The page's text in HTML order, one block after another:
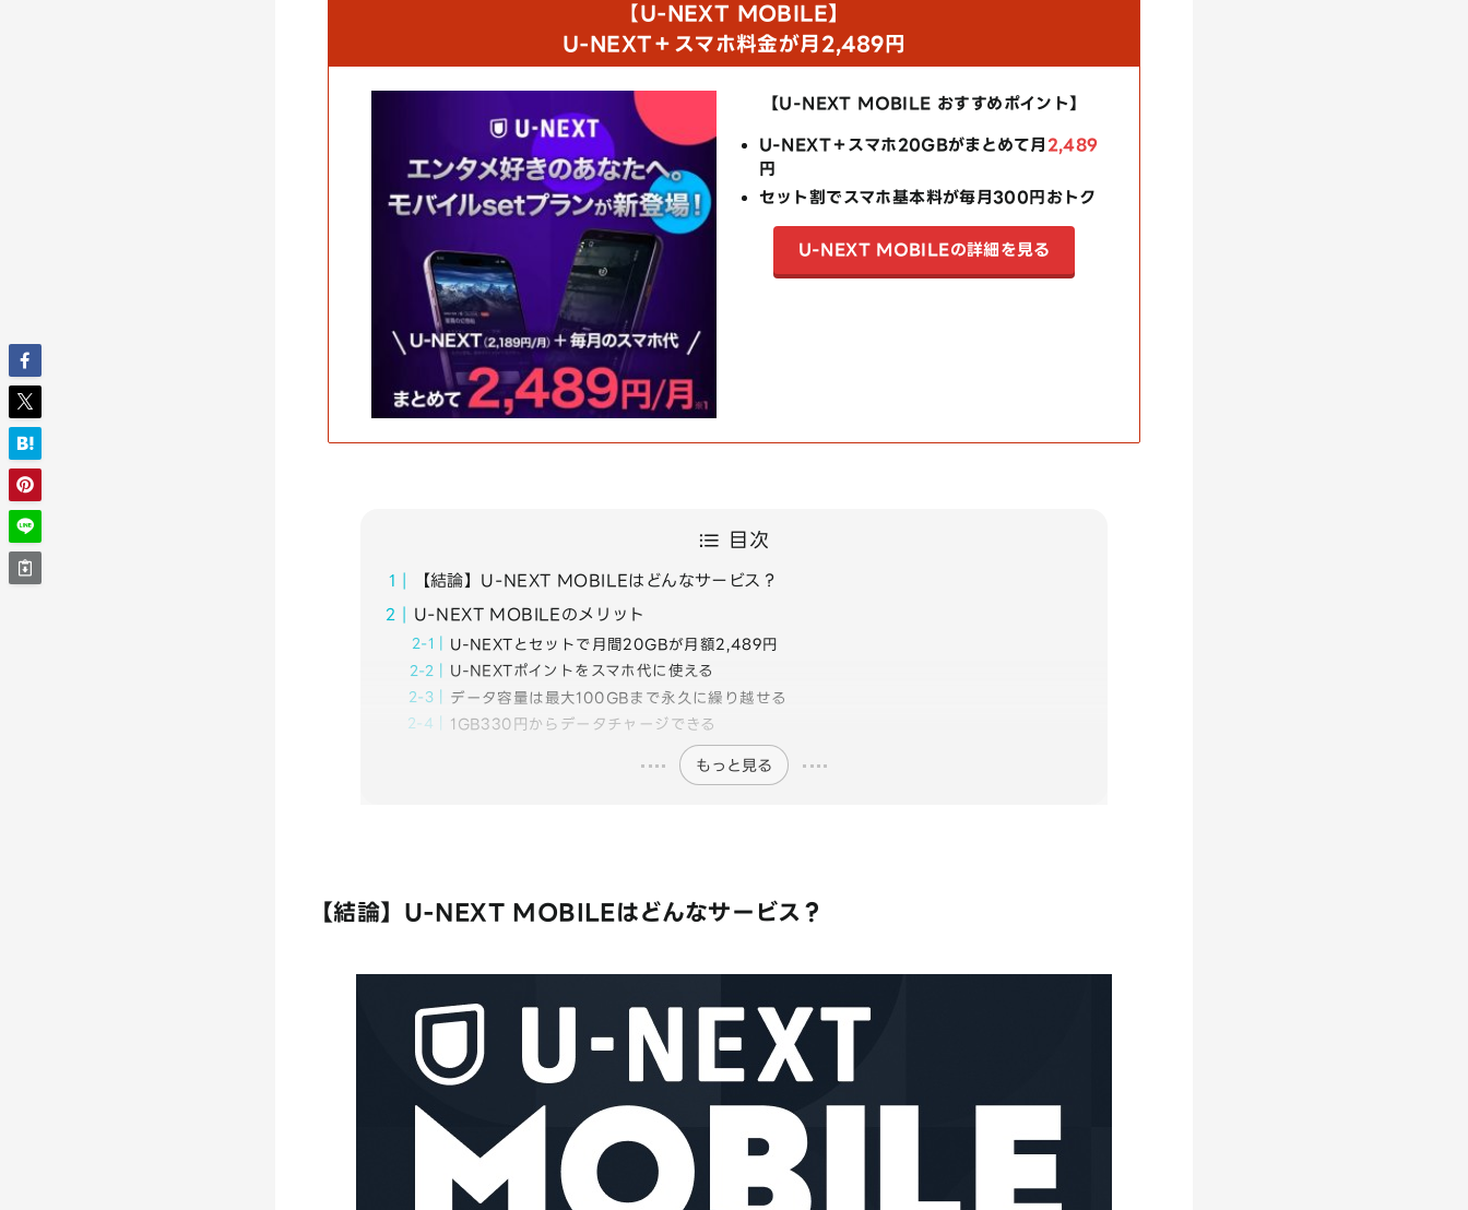
【U-NEXT MOBILE】
U-NEXT＋スマホ料金が月2,489円
【U-NEXT MOBILE おすすめポイント】
U-NEXT＋スマホ20GBがまとめて月 2,489
円
セット割でスマホ基本料が毎月300円おトク
U-NEXT MOBILEの詳細を見る
目次
【結論】U-NEXT MOBILEはどんなサービス？
U-NEXT MOBILEのメリット
U-NEXTとセットで月間20GBが月額2,489円
U-NEXTポイントをスマホ代に使える
データ容量は最大100GBまで永久に繰り越せる
1GB330円からデータチャージできる
もっと見る
【結論】U-NEXT MOBILEはどんなサービス？